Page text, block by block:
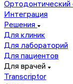
Ортодонтический
Интеграция
Решения
Для клиник
Для лабораторий
Для пациентов
Для врачей
Transcriptor